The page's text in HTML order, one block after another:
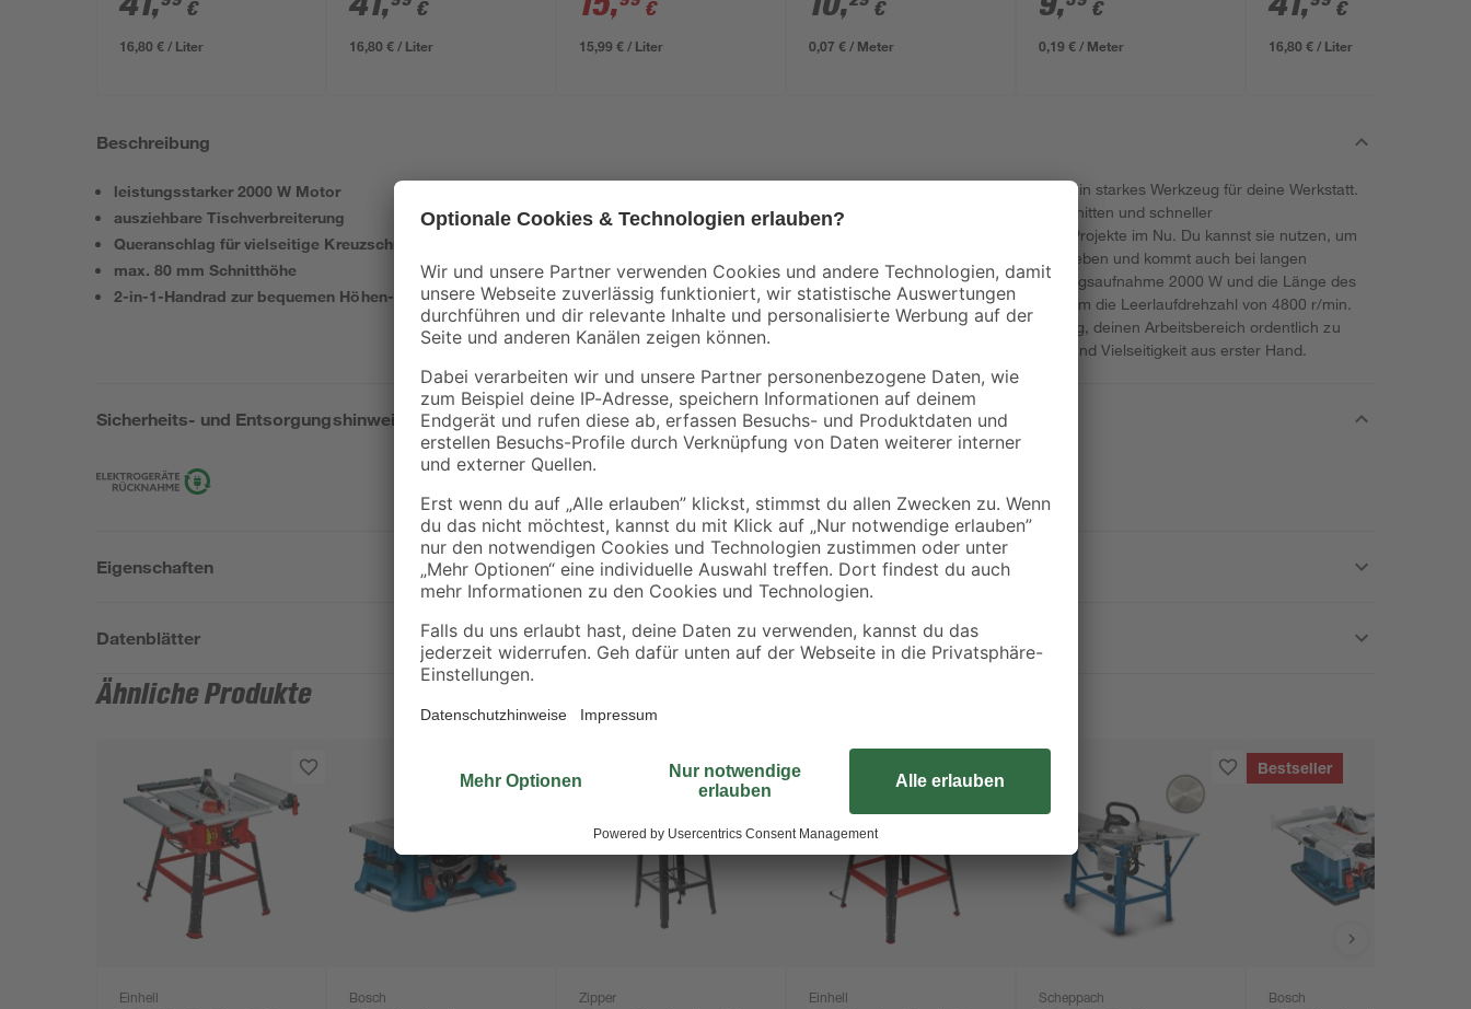
seidenmatt 2,5 l
€
16,80 € / Liter
€
16,80 € / Liter
€
15,99 € / Liter
€
0,07 € / Meter
€
0,19 € / Meter
€
16,80 € / Liter
Beschreibung
leistungsstarker 2000 W Motor
ausziehbare Tischverbreiterung
Queranschlag für vielseitige Kreuzschnitte
max. 80 mm Schnitthöhe
2-in-1-Handrad zur bequemen Höhen- und Schrägverstellung
Die Tischkreissäge 'HS105' von Scheppach ist ein starkes Werkzeug für deine Werkstatt.
Mit Leistungsstärke, sauberen und präzisen Schnitten und schneller
Arbeitsgeschwindigkeit optimierst du deine DIY-Projekte im Nu. Du kannst sie nutzen, um
Holz zu bearbeiten. Sie wird per Netzstrom betrieben und kommt auch bei langen
Projekten zum Einsatz. Dabei beträgt die Leistungsaufnahme 2000 W und die Länge des
Kabels 2 m. Saubere Ergebnisse garantiert zudem die Leerlaufdrehzahl von 4800 r/min.
Zusätzlich hilft dir die integrierte Staubabsaugung, deinen Arbeitsbereich ordentlich zu
halten. Hol dir diese Säge und erlebe ihre Kraft und Vielseitigkeit aus erster Hand.
Sicherheits- und Entsorgungshinweise
Eigenschaften
Datenblätter
Ähnliche Produkte
Einhell Bosch Zipper Einhell Scheppach
Bestseller
Bosch